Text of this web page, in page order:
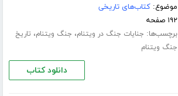
موضوع:کتاب‌های تاریخی
۱۹۲ صفحه
برچسب‌ها: جنایات جنگ در ویتنام، جنگ ویتنام، تاریخ
جنگ ویتنام
دانلود کتاب